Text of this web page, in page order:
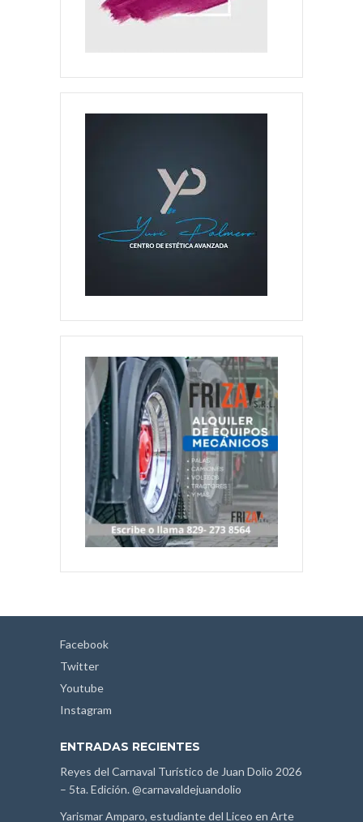
Facebook
Twitter
Youtube
Instagram
ENTRADAS RECIENTES
Reyes del Carnaval Turístico de Juan Dolio 2026
– 5ta. Edición. @carnavaldejuandolio
Yarismar Amparo, estudiante del Liceo en Arte